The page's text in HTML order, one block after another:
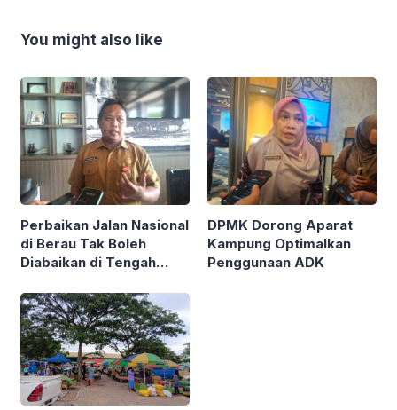
You might also like
Perbaikan Jalan Nasional
di Berau Tak Boleh
Diabaikan di Tengah
Kalimantan
DPMK Dorong Aparat
Kampung Optimalkan
Penggunaan ADK